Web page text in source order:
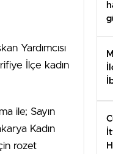
Yardımcısı
İlçe kadın
ile; Sayın
Kadın
rozet